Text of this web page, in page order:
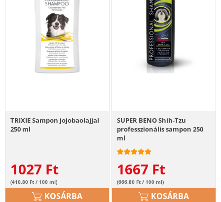
TRIXIE Sampon jojobaolajjal
250 ml
1027 Ft
(410.80 Ft / 100 ml)
KOSÁRBA
SUPER BENO Shih-Tzu
professzionális sampon 250
ml
1667 Ft
(666.80 Ft / 100 ml)
KOSÁRBA